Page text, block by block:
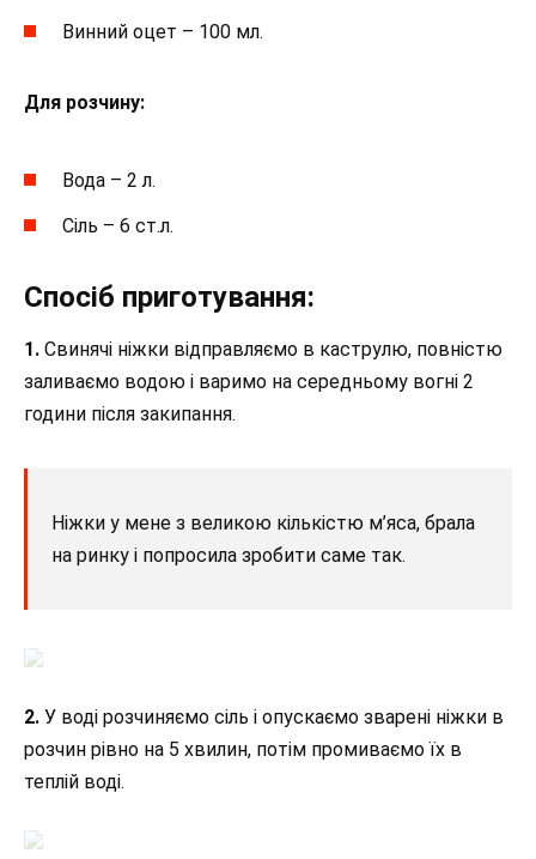
Винний оцет – 100 мл.
Для розчину:
Вода – 2 л.
Сіль – 6 ст.л.
Спосіб приготування:
1. Свинячі ніжки відправляємо в каструлю, повністю
заливаємо водою і варимо на середньому вогні 2
години після закипання.
Ніжки у мене з великою кількістю м’яса, брала
на ринку і попросила зробити саме так.
2. У воді розчиняємо сіль і опускаємо зварені ніжки в
розчин рівно на 5 хвилин, потім промиваємо їх в
теплій воді.